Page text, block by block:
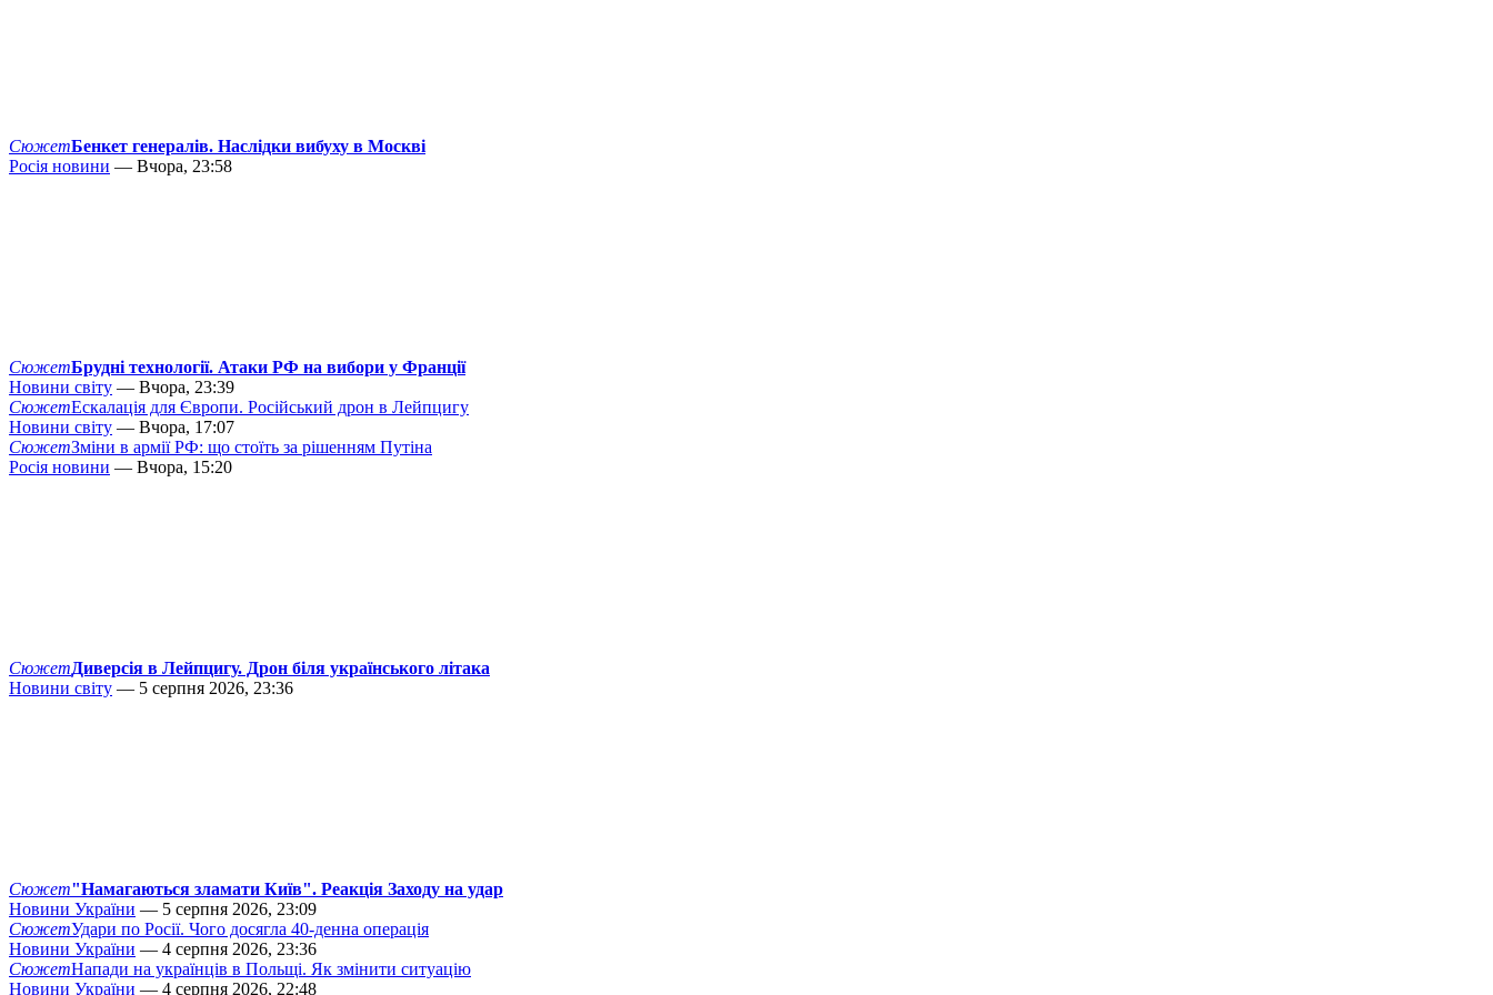
СюжетБенкет генералів. Наслідки вибуху в Москві
Росія новини — Вчора, 23:58
СюжетБрудні технології. Атаки РФ на вибори у Франції
Новини світу — Вчора, 23:39
СюжетЕскалація для Європи. Російський дрон в Лейпцигу
Новини світу — Вчора, 17:07
СюжетЗміни в армії РФ: що стоїть за рішенням Путіна
Росія новини — Вчора, 15:20
СюжетДиверсія в Лейпцигу. Дрон біля українського літака
Новини світу — 5 серпня 2026, 23:36
Сюжет"Намагаються зламати Київ". Реакція Заходу на удар
Новини України — 5 серпня 2026, 23:09
СюжетУдари по Росії. Чого досягла 40-денна операція
Новини України — 4 серпня 2026, 23:36
СюжетНапади на українців в Польщі. Як змінити ситуацію
Новини України — 4 серпня 2026, 22:48